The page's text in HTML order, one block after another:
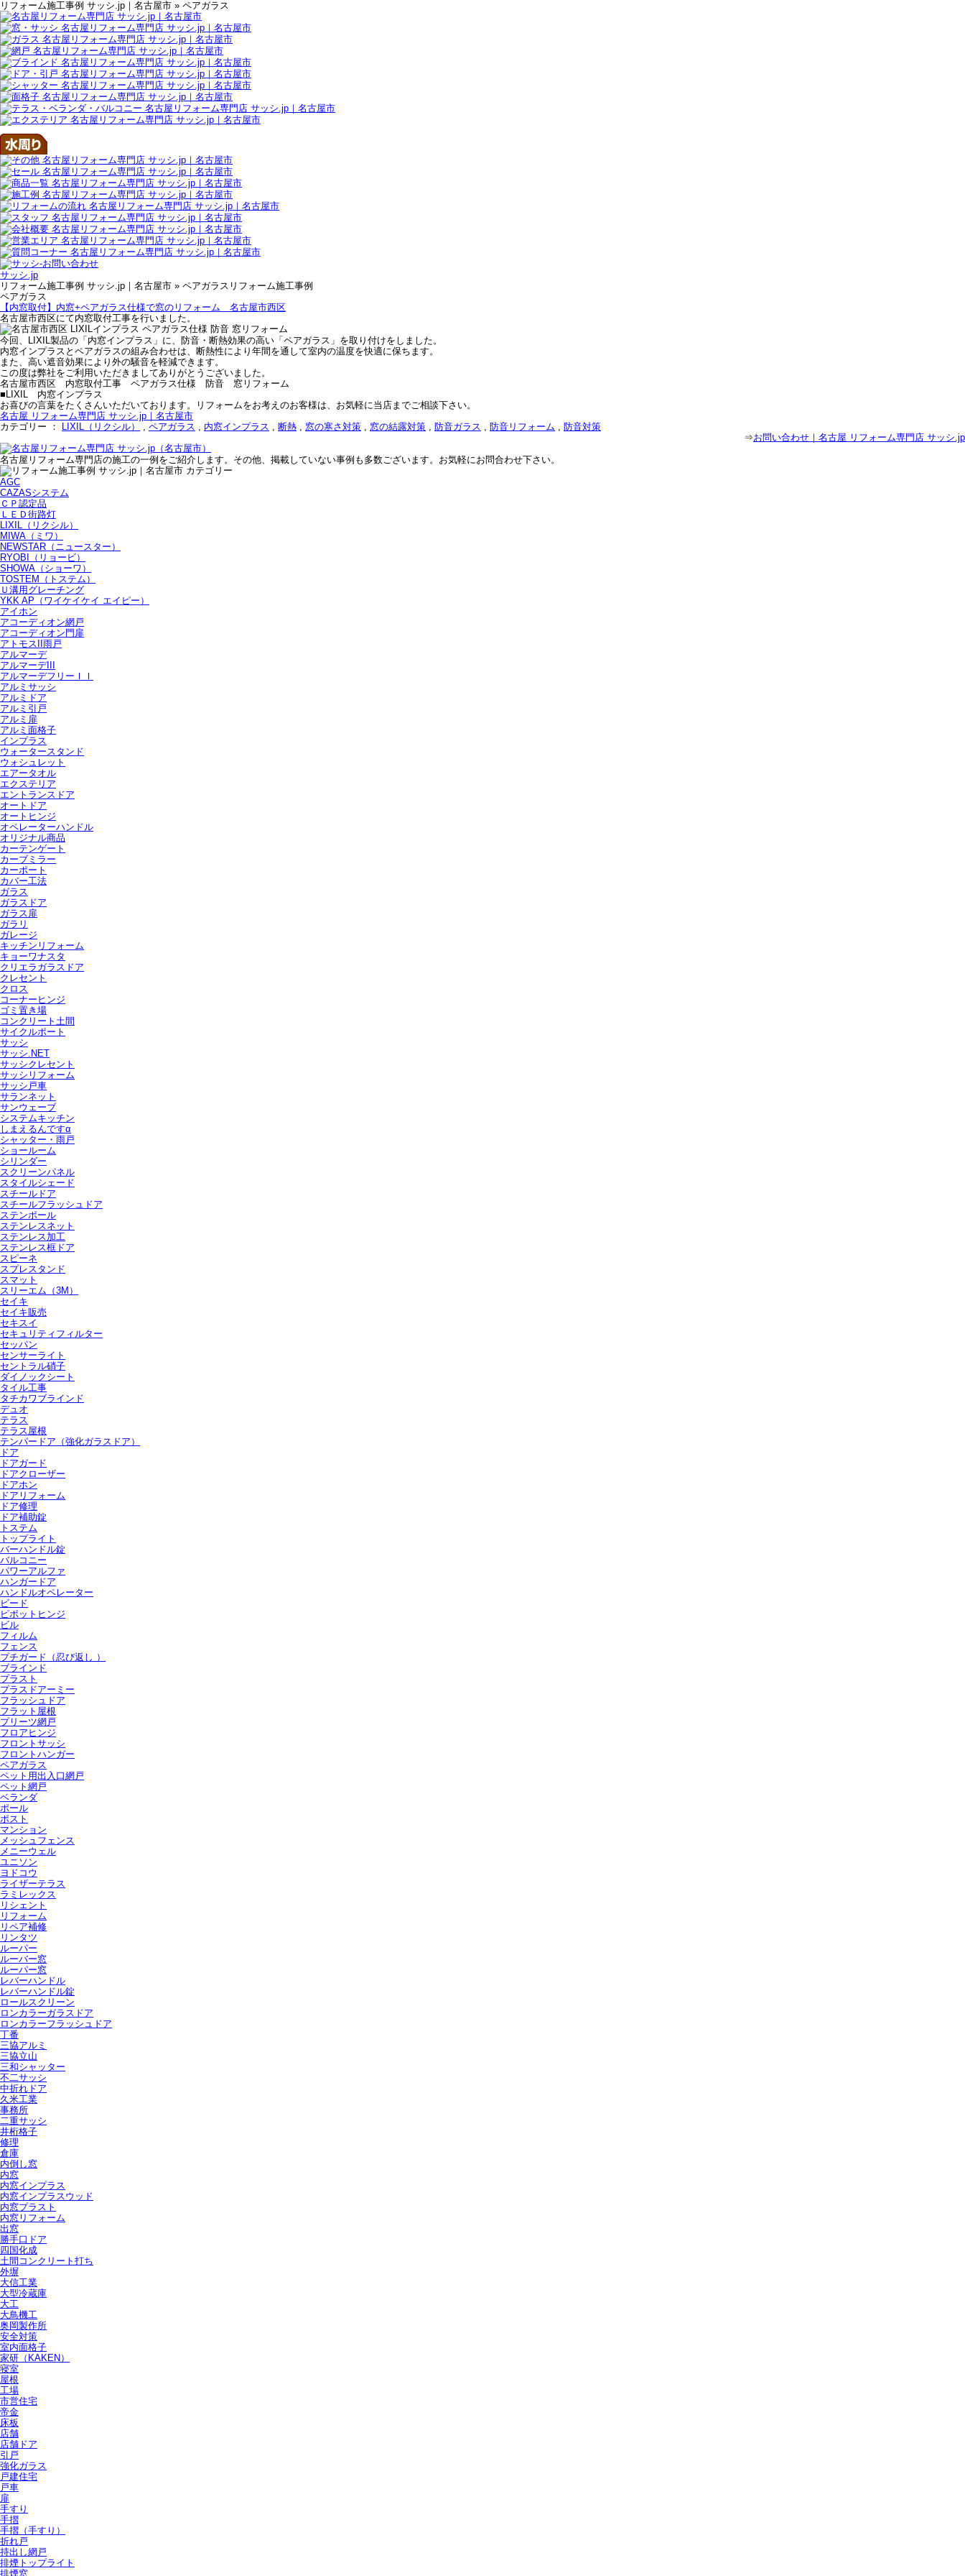
リフォーム施工事例 サッシ.jp｜名古屋市 » ペアガラス
サッシ.jp
リフォーム施工事例 サッシ.jp｜名古屋市 » ペアガラスリフォーム施工事例
ペアガラス
【内窓取付】内窓+ペアガラス仕様で窓のリフォーム 名古屋市西区
名古屋市西区にて内窓取付工事を行いました。
今回、LIXIL製品の「内窓インプラス」に、防音・断熱効果の高い「ペアガラス」を取り付けをしました。
内窓インプラスとペアガラスの組み合わせは、断熱性により年間を通して室内の温度を快適に保ちます。
また、高い遮音効果により外の騒音を軽減できます。
この度は弊社をご利用いただきましてありがとうございました。
名古屋市西区 内窓取付工事 ペアガラス仕様 防音 窓リフォーム
■LIXIL 内窓インプラス
お喜びの言葉をたくさんいただいております。リフォームをお考えのお客様は、お気軽に当店までご相談下さい。
名古屋 リフォーム専門店 サッシ.jp｜名古屋市
カテゴリー ：
LIXIL（リクシル） , ペアガラス , 内窓インプラス , 断熱 , 窓の寒さ対策 , 窓の結露対策 , 防音ガラス , 防音リフォーム , 防音対策
⇒お問い合わせ｜名古屋 リフォーム専門店 サッシ.jp
名古屋リフォーム専門店の施工の一例をご紹介します。その他、掲載していない事例も多数ございます。お気軽にお問合わせ下さい。
AGC
CAZASシステム
ＣＰ認定品
ＬＥＤ街路灯
LIXIL（リクシル）
MIWA（ミワ）
NEWSTAR（ニュースター）
RYOBI（リョービ）
SHOWA（ショーワ）
TOSTEM（トステム）
Ｕ溝用グレーチング
YKK AP（ワイケイケイ エイピー）
アイホン
アコーディオン網戸
アコーディオン門扉
アトモスII雨戸
アルマーデ
アルマーデIII
アルマーデフリーＩＩ
アルミサッシ
アルミドア
アルミ引戸
アルミ扉
アルミ面格子
インプラス
ウォータースタンド
ウォシュレット
エアータオル
エクステリア
エントランスドア
オートドア
オートヒンジ
オペレーターハンドル
オリジナル商品
カーテンゲート
カーブミラー
カーポート
カバー工法
ガラス
ガラスドア
ガラス扉
ガラリ
ガレージ
キッチンリフォーム
キョーワナスタ
クリエラガラスドア
クレセント
クロス
コーナーヒンジ
ゴミ置き場
コンクリート土間
サイクルポート
サッシ
サッシ.NET
サッシクレセント
サッシリフォーム
サッシ戸車
サランネット
サンウェーブ
システムキッチン
しまえるんですα
シャッター・雨戸
ショールーム
シリンダー
スクリーンパネル
スタイルシェード
スチールドア
スチールフラッシュドア
ステンポール
ステンレスネット
ステンレス加工
ステンレス框ドア
スピーネ
スプレスタンド
スマット
スリーエム（3M）
セイキ
セイキ販売
セキスイ
セキュリティフィルター
セッパン
センサーライト
セントラル硝子
ダイノックシート
タイル工事
タチカワブラインド
デュオ
テラス
テラス屋根
テンパードア（強化ガラスドア）
ドア
ドアガード
ドアクローザー
ドアホン
ドアリフォーム
ドア修理
ドア補助錠
トステム
トップライト
バーハンドル錠
バルコニー
パワーアルファ
ハンガードア
ハンドルオペレーター
ビード
ピポットヒンジ
ビル
フィルム
フェンス
プチガード（忍び返し ）
ブラインド
プラスト
プラスドアーミー
フラッシュドア
フラット屋根
プリーツ網戸
フロアヒンジ
フロントサッシ
フロントハンガー
ペアガラス
ペット用出入口網戸
ペット網戸
ベランダ
ポール
ポスト
マンション
メッシュフェンス
メニーウェル
ユニソン
ヨドコウ
ライザーテラス
ラミレックス
リシェント
リフォーム
リペア補修
リンタツ
ルーパー
ルーバー窓
ルーパー窓
レバーハンドル
レバーハンドル錠
ロールスクリーン
ロンカラーガラスドア
ロンカラーフラッシュドア
丁番
三協アルミ
三協立山
三和シャッター
不二サッシ
中折れドア
久米工業
事務所
二重サッシ
井桁格子
修理
倉庫
内倒し窓
内窓
内窓インプラス
内窓インプラスウッド
内窓プラスト
内窓リフォーム
出窓
勝手口ドア
四国化成
土間コンクリート打ち
外塀
大信工業
大型冷蔵庫
大工
大鳥機工
奥岡製作所
安全対策
室内面格子
家研（KAKEN）
寝室
屋根
工場
市営住宅
帝金
床板
店舗
店舗ドア
引戸
強化ガラス
戸建住宅
戸車
扉
手すり
手摺
手摺（手すり）
折れ戸
持出し網戸
排煙トップライト
排煙窓